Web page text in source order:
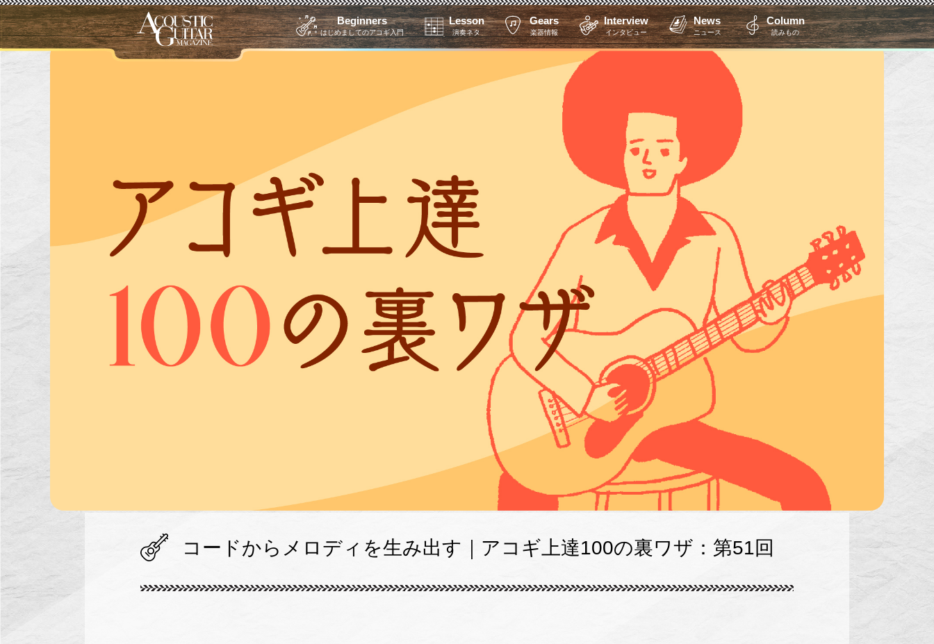
Beginners
はじめましてのアコギ入門
Lesson
演奏ネタ
Gears
楽器情報
Interview
インタビュー
News
ニュース
Column
読みもの
コードからメロディを生み出す｜アコギ上達100の裏ワザ：第51回